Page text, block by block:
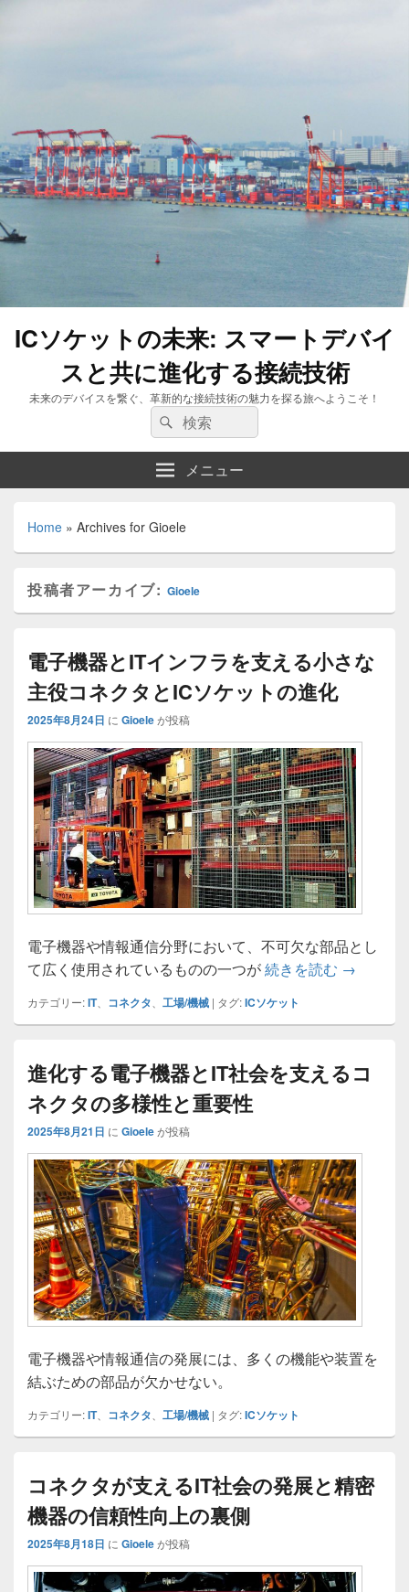
ICソケットの未来: スマートデバイ
スと共に進化する接続技術
未来のデバイスを繋ぐ、革新的な接続技術の魅力を探る旅へようこそ！
検
索:
検
索
メニュー
Home » Archives for Gioele
投稿者アーカイブ: Gioele
電子機器とITインフラを支える小さな
主役コネクタとICソケットの進化
2025年8月24日 に Gioeleが投稿
電子機器や情報通信分野において、不可欠な部品とし
て広く使用されているものの一つが続きを読む 電子機器
→
カテゴリー:IT、 コネクタ、 工場/機械 | タグ:ICソケット
進化する電子機器とIT社会を支えるコ
ネクタの多様性と重要性
2025年8月21日 に Gioeleが投稿
電子機器や情報通信の発展には、多くの機能や装置を
結ぶための部品が欠かせない。
カテゴリー:IT、 コネクタ 工場/機械 | タグ:ICソケット
コネクタが支えるIT社会の発展と精密
機器の信頼性向上の裏側
2025年8月18日 に Gioeleが投稿